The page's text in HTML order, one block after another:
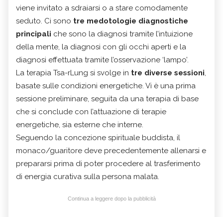
viene invitato a sdraiarsi o a stare comodamente
seduto. Ci sono tre medotologie diagnostiche
principali che sono la diagnosi tramite l’intuizione
della mente, la diagnosi con gli occhi aperti e la
diagnosi effettuata tramite l’osservazione ‘lampo’.
La terapia Tsa-rLung si svolge in tre diverse sessioni,
basate sulle condizioni energetiche. Vi è una prima
sessione preliminare, seguita da una terapia di base
che si conclude con l’attuazione di terapie
energetiche, sia esterne che interne.
Seguendo la concezione spirituale buddista, il
monaco/guaritore deve precedentemente allenarsi e
prepararsi prima di poter procedere al trasferimento
di energia curativa sulla persona malata.
Continua a leggere dopo la pubblicità